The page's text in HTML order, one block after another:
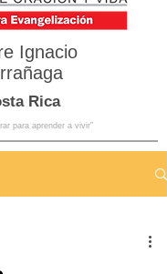
Ignacio
Rica
para aprender a vivir”